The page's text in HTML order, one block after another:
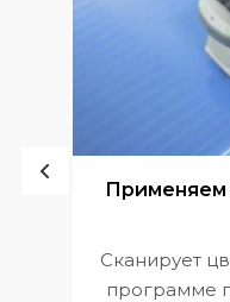
Применяем
Сканирует
программе